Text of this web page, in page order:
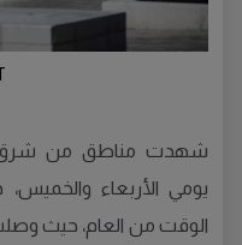
شهدت مناطق من شرق
يومي الأربعاء